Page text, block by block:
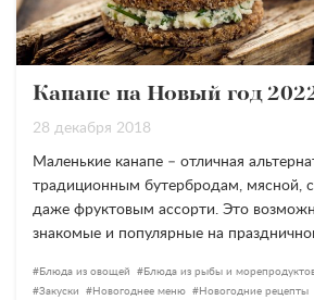
Канапе на Новый год
28 декабря 2018
Маленькие канапе – отличная
традиционным бутербродам, мясной,
даже фруктовым ассорти. Это
знакомые и популярные на
Блюда из овощей Блюда из рыбы и
Закуски
Новогоднее меню Новогодние рецепты